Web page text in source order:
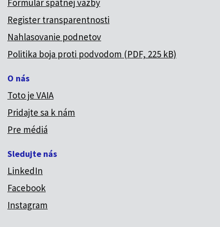
Formulár spätnej väzby
Register transparentnosti
Nahlasovanie podnetov
Politika boja proti podvodom (PDF, 225 kB)
O nás
Toto je VAIA
Pridajte sa k nám
Pre médiá
Sledujte nás
LinkedIn
Facebook
Instagram